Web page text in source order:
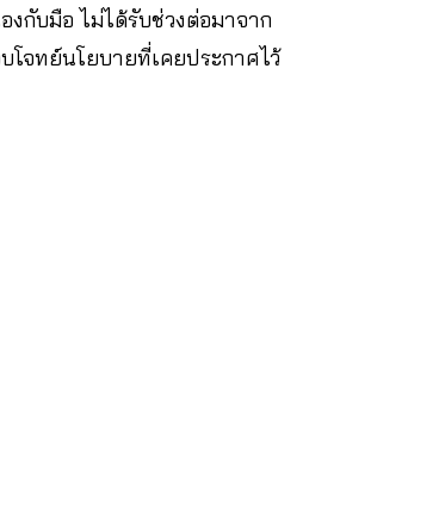
งกับมือ ไม่ได้รับช่วงต่อมาจาก
โจทย์นโยบายที่เคยประกาศไว้